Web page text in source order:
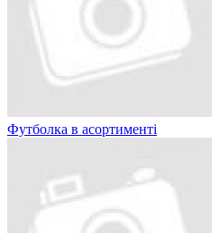
Футболка в асортименті